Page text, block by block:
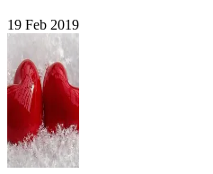
19 Feb 2019